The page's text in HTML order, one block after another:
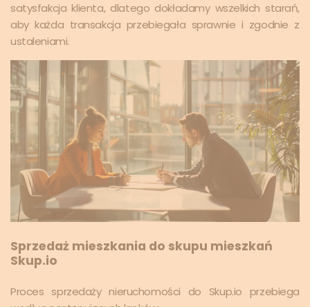
satysfakcja klienta, dlatego dokładamy wszelkich starań,
aby każda transakcja przebiegała sprawnie i zgodnie z
ustaleniami.
Sprzedaż mieszkania do skupu mieszkań
Skup.io
Proces sprzedaży nieruchomości do Skup.io przebiega